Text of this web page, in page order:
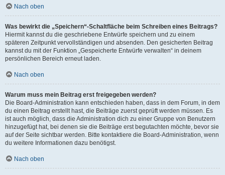
Nach oben
Was bewirkt die „Speichern“-Schaltfläche beim Schreiben eines Beitrags?
Hiermit kannst du die geschriebene Entwürfe speichern und zu einem
späteren Zeitpunkt vervollständigen und absenden. Den gesicherten Beitrag
kannst du mit der Funktion „Gespeicherte Entwürfe verwalten“ in deinem
persönlichen Bereich erneut laden.
Nach oben
Warum muss mein Beitrag erst freigegeben werden?
Die Board-Administration kann entschieden haben, dass in dem Forum, in dem
du einen Beitrag erstellt hast, die Beiträge zuerst geprüft werden müssen. Es
ist auch möglich, dass die Administration dich zu einer Gruppe von Benutzern
hinzugefügt hat, bei denen sie die Beiträge erst begutachten möchte, bevor sie
auf der Seite sichtbar werden. Bitte kontaktiere die Board-Administration, wenn
du weitere Informationen dazu benötigst.
Nach oben